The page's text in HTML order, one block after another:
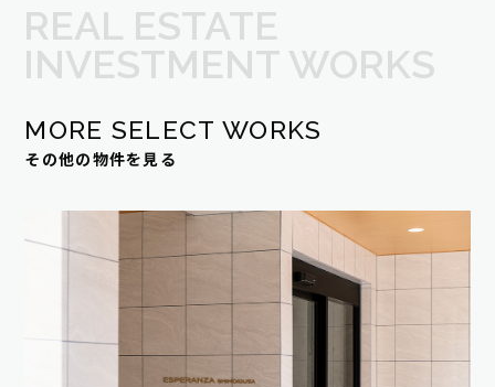
REAL ESTATE
INVESTMENT WORKS
MORE SELECT WORKS
その他の物件を見る